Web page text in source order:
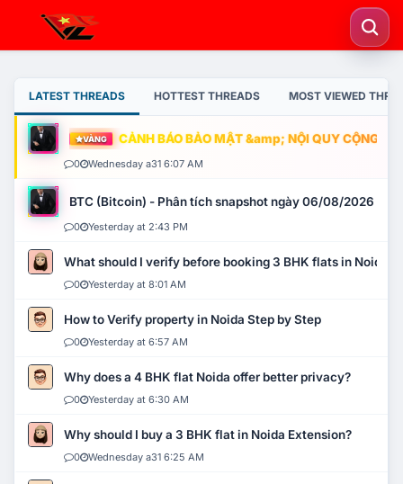
LATEST THREADS HOTTEST THREADS MOST VIEWED
VÀNG CẢNH BÁO BẢO MẬT &amp; NỘI QUY CỘNG
0 Wednesday a31 6:07 AM
BTC (Bitcoin) - Phân tích snapshot ngày 06/08/2026
0 Yesterday at 2:43 PM
What should I verify before booking 3 BHK flats in Noida?
0 Yesterday at 8:01 AM
How to Verify property in Noida Step by Step
0 Yesterday at 6:57 AM
Why does a 4 BHK flat Noida offer better privacy?
0 Yesterday at 6:30 AM
Why should I buy a 3 BHK flat in Noida Extension?
0 Wednesday a31 6:25 AM